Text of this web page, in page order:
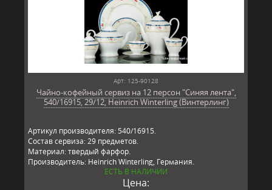
Арт: 125-90128
Чайно-кофейный сервиз на 12 персон "Синяя лента",
540/16915, 29/12, Heinrich Winterling (Винтерлинг)
Артикул производителя: 540/16915.
Состав сервиза: 29 предметов.
Материал: твердый фарфор.
Производитель: Heinrich Winterling, Германия.
ЕСТЬ В НАЛИЧИИ
Цена: